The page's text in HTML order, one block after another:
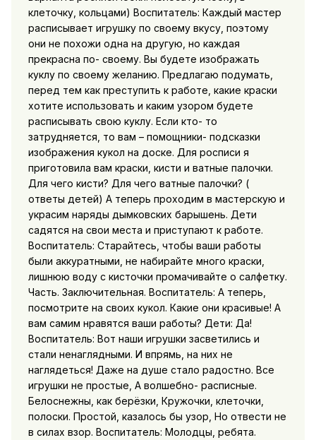
клеточку, кольцами) Воспитатель: Каждый мастер
расписывает игрушку по своему вкусу, поэтому
они не похожи одна на другую, но каждая
прекрасна по- своему. Вы будете изображать
куклу по своему желанию. Предлагаю подумать,
перед тем как преступить к работе, какие краски
хотите использовать и каким узором будете
расписывать свою куклу. Если кто- то
затрудняется, то вам – помощники- подсказки
изображения кукол на доске. Для росписи я
приготовила вам краски, кисти и ватные палочки.
Для чего кисти? Для чего ватные палочки? (
ответы детей) А теперь проходим в мастерскую и
украсим наряды дымковских барышень. Дети
садятся на свои места и приступают к работе.
Воспитатель: Старайтесь, чтобы ваши работы
были аккуратными, не набирайте много краски,
лишнюю воду с кисточки промачивайте о салфетку.
Часть. Заключительная. Воспитатель: А теперь,
посмотрите на своих кукол. Какие они красивые! А
вам самим нравятся ваши работы? Дети: Да!
Воспитатель: Вот наши игрушки засветились и
стали ненаглядными. И впрямь, на них не
наглядеться! Даже на душе стало радостно. Все
игрушки не простые, А волшебно- расписные.
Белоснежны, как берёзки, Кружочки, клеточки,
полоски. Простой, казалось бы узор, Но отвести не
в силах взор. Воспитатель: Молодцы, ребята.